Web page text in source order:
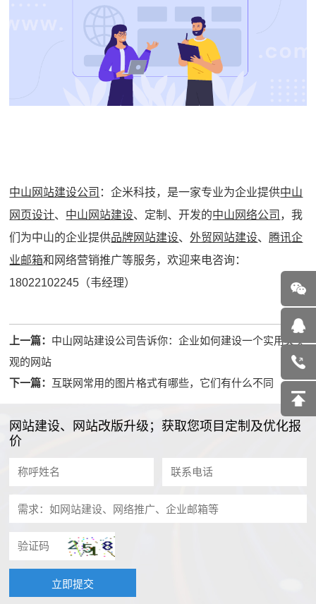
中山网站建设公司 ：企米科技，是一家专业为企业提供中山
网页设计、 中山网站建设、定制、开发的中山网络公司 ，我
们为中山的企业提供品牌网站建设、外贸网站建设、 腾讯企
业邮箱和网络营销推广等服务，欢迎来电咨询：
18022102245（韦经理）
上一篇： 中山网站建设公司告诉你：企业如何建设一个实用又美
观的网站
下一篇： 互联网常用的图片格式有哪些，它们有什么不同
网站建设、网站改版升级；获取您项目定制及优化报
价